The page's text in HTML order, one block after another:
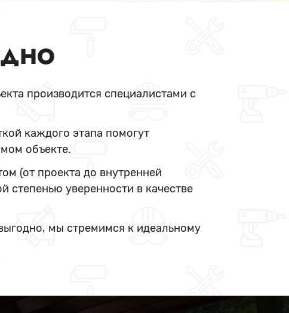
производится специалистами с
каждого этапа помогут
объекте.
(от проекта до внутренней
степенью уверенности в качестве
мы стремимся к идеальному